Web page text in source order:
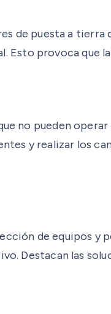
de puesta a
provoca que
no pueden operar
y realizar los
de equipos y
Destacan las